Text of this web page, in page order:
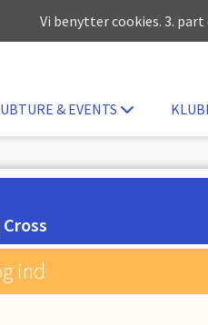
Vi benytter cookies. 3.
& EVENTS
Cross
ind